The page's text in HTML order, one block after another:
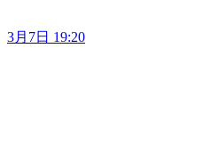
3月7日 19:20